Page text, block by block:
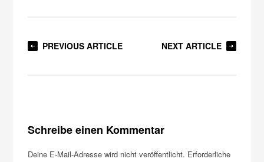
PREVIOUS ARTICLE NEXT ARTICLE
Schreibe einen Kommentar
Deine E-Mail-Adresse wird nicht veröffentlicht. Erforderliche